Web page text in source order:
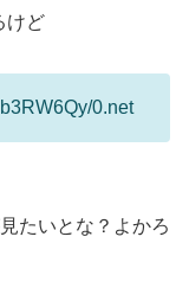
けど
0.net
たいとな？よかろ